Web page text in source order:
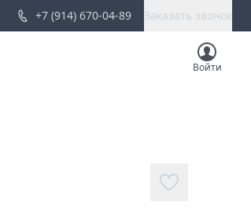
+7 (914) 670-04-89 Заказать звонок
Войти